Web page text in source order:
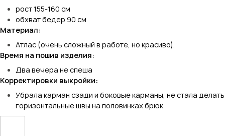
рост 155-160 см
обхват бедер 90 см
Материал:
Атлас (очень сложный в работе, но красиво).
Время на пошив изделия:
Два вечера не спеша
Корректировки выкройки:
Убрала карман сзади и боковые карманы, не стала делать
горизонтальные швы на половинках брюк.